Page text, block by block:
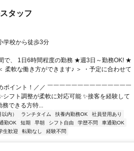
タッフ
学校から徒歩3分
で、 1日6時間程度の勤務 ★週3日～勤務OK! ★
柔軟な働き方ができます♪ ＞ ・予定に合わせて
ポイント！／／ ￣￣￣￣￣￣￣￣￣￣￣￣￣￣
シフト調整が柔軟に対応可能 ✨接客を経験して
務できる方特...
内） ランチタイム 扶養内勤務OK
社員登用あり
勤OK 短期 早朝 シフト自由 学歴不問
車通勤OK
生歓迎 転勤なし 経験不問